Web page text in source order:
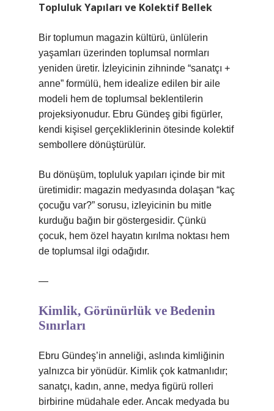
Topluluk Yapıları ve Kolektif Bellek
Bir toplumun magazin kültürü, ünlülerin
yaşamları üzerinden toplumsal normları
yeniden üretir. İzleyicinin zihninde “sanatçı +
anne” formülü, hem idealize edilen bir aile
modeli hem de toplumsal beklentilerin
projeksiyonudur. Ebru Gündeş gibi figürler,
kendi kişisel gerçekliklerinin ötesinde kolektif
sembollere dönüştürülür.
Bu dönüşüm, topluluk yapıları içinde bir mit
üretimidir: magazin medyasında dolaşan “kaç
çocuğu var?” sorusu, izleyicinin bu mitle
kurduğu bağın bir göstergesidir. Çünkü
çocuk, hem özel hayatın kırılma noktası hem
de toplumsal ilgi odağıdır.
—
Kimlik, Görünürlük ve Bedenin
Sınırları
Ebru Gündeş’in anneliği, aslında kimliğinin
yalnızca bir yönüdür. Kimlik çok katmanlıdır;
sanatçı, kadın, anne, medya figürü rolleri
birbirine müdahale eder. Ancak medyada bu